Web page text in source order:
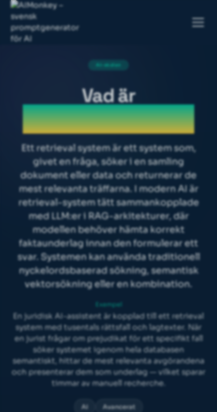
AI-skolan
Vad är
Retrieval system
Ett retrieval system är ett system som,
givet en fråga, söker i en samling
dokument eller data och returnerar de
mest relevanta träffarna. I modern AI är
retrieval-system tätt sammankopplade
med LLM:er i RAG-arkitekturer, där
modellen behöver hämta korrekt
faktaunderlag innan den formulerar ett
svar. Systemen kan använda traditionell
nyckelordsbaserad sökning, semantisk
vektorsökning eller en kombination.
Exempel
En juridisk AI-assistent är kopplad till ett retrieval
system med tusentals rättsfall och lagtexter. När
en jurist frågar om prejudikat för ett specifikt fall
söker systemet igenom hela databasen
semantiskt, hittar de mest relevanta avgörandena
och presenterar dem som underlag — vilket sparar
timmar av manuell recherche.
AI Avancerat